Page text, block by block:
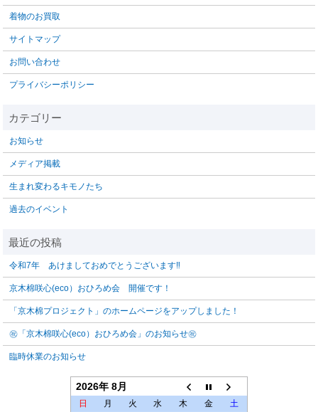
着物のお買取
サイトマップ
お問い合わせ
プライバシーポリシー
お知らせ
メディア掲載
生まれ変わるキモノたち
過去のイベント
令和7年 あけましておめでとうございます‼️
京木棉咲心(eco）おひろめ会 開催です！
「京木棉プロジェクト」のホームページをアップしました！
㊗「京木棉咲心(eco）おひろめ会」のお知らせ㊗
臨時休業のお知らせ
2026年 8月
日 月 火 水 木 金 土